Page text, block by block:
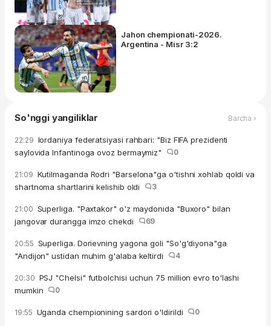
Jahon chempionati-2026.
Argentina - Misr 3:2
So'nggi yangiliklar Barcha ›
22:29 Iordaniya federatsiyasi rahbari: "Biz FIFA prezidenti
saylovida Infantinoga ovoz bermaymiz"
0
21:09 Kutilmaganda Rodri "Barselona"ga o'tishni xohlab qoldi va
shartnoma shartlarini kelishib oldi
3
21:00 Superliga. "Paxtakor" o'z maydonida "Buxoro" bilan
jangovar durangga imzo chekdi
69
20:55 Superliga. Dorievning yagona goli "So'g'diyona"ga
"Andijon" ustidan muhim g'alaba keltirdi
4
20:30 PSJ "Chelsi" futbolchisi uchun 75 million evro to'lashi
mumkin
0
19:55 Uganda chempionining sardori o'ldirildi 0